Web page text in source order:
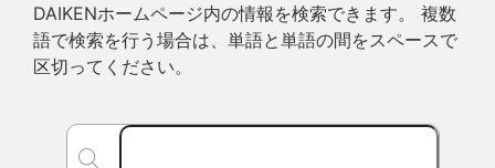
DAIKENホームページ内の情報を検索できます。 複数
語で検索を行う場合は、単語と単語の間をスペースで
区切ってください。